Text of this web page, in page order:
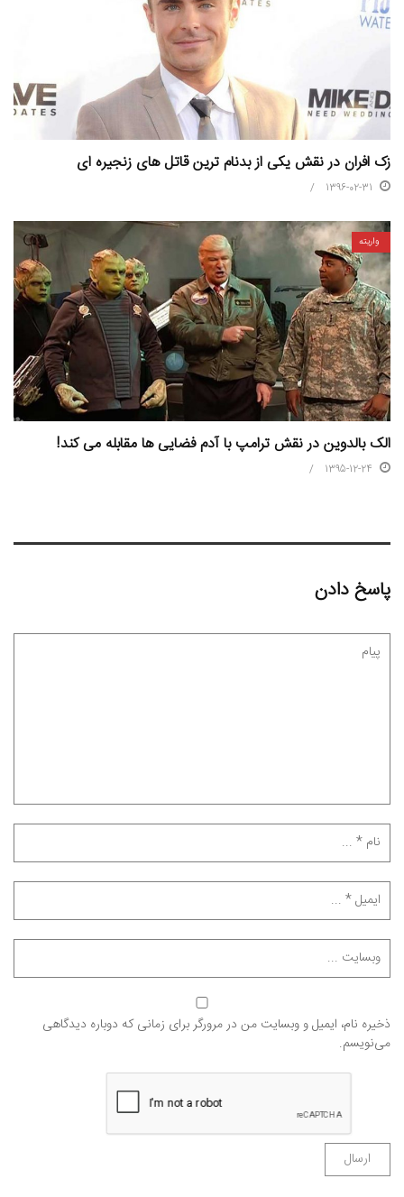
زک افران در نقش یکی از بدنام ترین قاتل های زنجیره ای
1396-02-31
واریته
الک بالدوین در نقش ترامپ با آدم فضایی ها مقابله می کند!
1395-12-24
پاسخ دادن
ذخیره نام، ایمیل و وبسایت من در مرورگر برای زمانی که دوباره دیدگاهی
می‌نویسم.